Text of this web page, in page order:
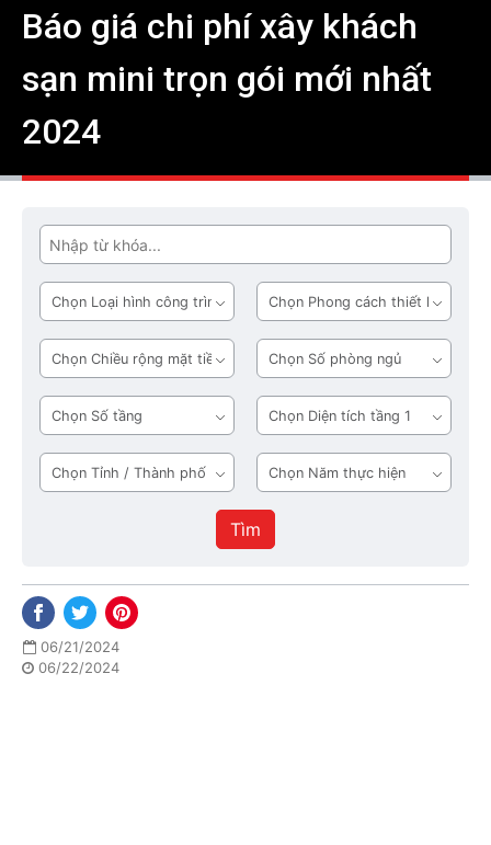
Báo giá chi phí xây khách
sạn mini trọn gói mới nhất
2024
Tìm
Loại
hình
công
trình
Phong
cách
thiết
kế
Chiều
rộng
mặt
tiền
Số
phòng
ngủ
Số
tầng
Diện
tích
tầng
1
Tỉnh
/
Năm
thực
hiện
Tìm
06/21/2024
06/22/2024